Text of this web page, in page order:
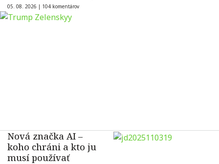
05. 08. 2026 | 104 komentárov
Nová značka AI –
koho chráni a kto ju
musí používať